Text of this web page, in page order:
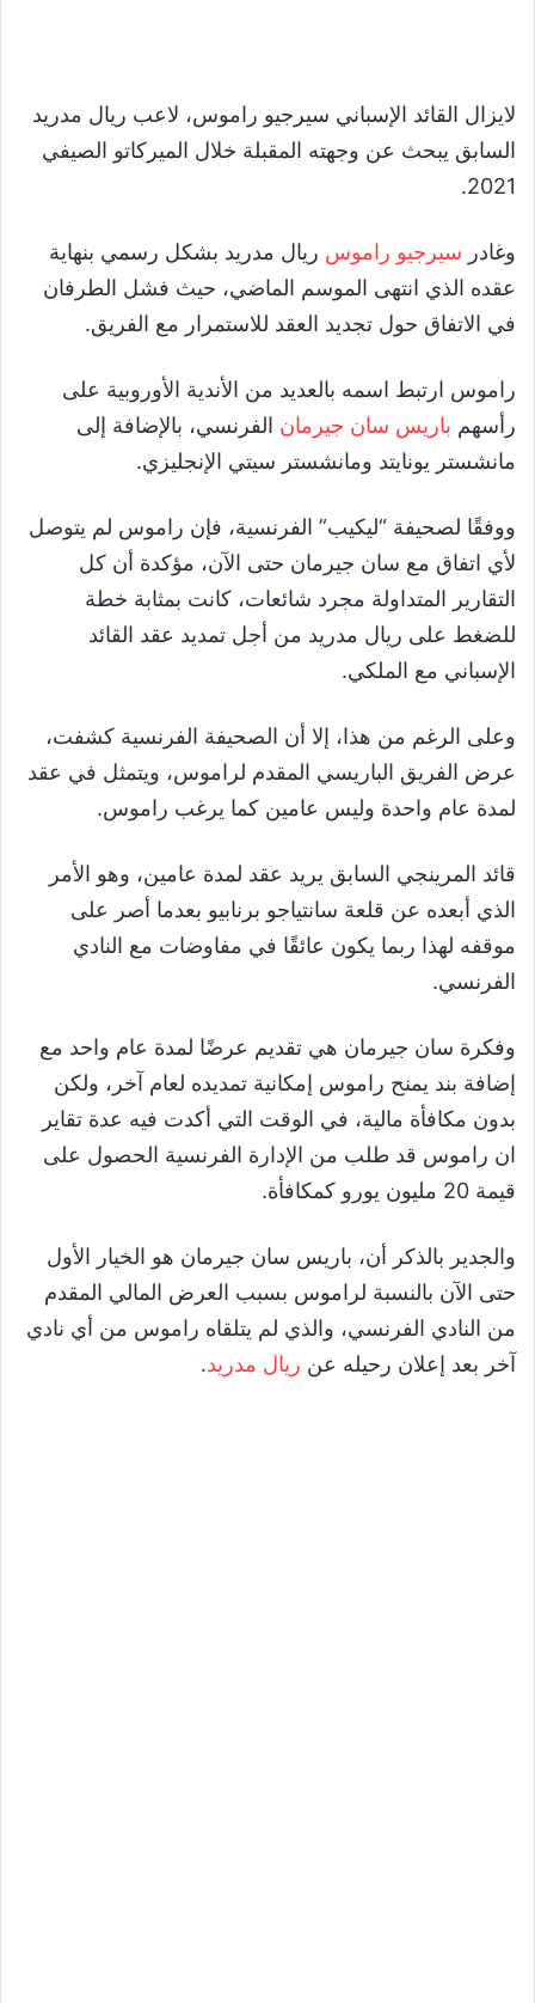
لايزال القائد الإسباني سيرجيو راموس، لاعب ريال مدريد
السابق يبحث عن وجهته المقبلة خلال الميركاتو الصيفي
2021.
وغادر سيرجيو راموس ريال مدريد بشكل رسمي بنهاية
عقده الذي انتهى الموسم الماضي، حيث فشل الطرفان
في الاتفاق حول تجديد العقد للاستمرار مع الفريق.
راموس ارتبط اسمه بالعديد من الأندية الأوروبية على
رأسهم باريس سان جيرمان الفرنسي، بالإضافة إلى
مانشستر يونايتد ومانشستر سيتي الإنجليزي.
ووفقًا لصحيفة “ليكيب” الفرنسية، فإن راموس لم يتوصل
لأي اتفاق مع سان جيرمان حتى الآن، مؤكدة أن كل
التقارير المتداولة مجرد شائعات، كانت بمثابة خطة
للضغط على ريال مدريد من أجل تمديد عقد القائد
الإسباني مع الملكي.
وعلى الرغم من هذا، إلا أن الصحيفة الفرنسية كشفت،
عرض الفريق الباريسي المقدم لراموس، ويتمثل في عقد
لمدة عام واحدة وليس عامين كما يرغب راموس.
قائد المرينجي السابق يريد عقد لمدة عامين، وهو الأمر
الذي أبعده عن قلعة سانتياجو برنابيو بعدما أصر على
موقفه لهذا ربما يكون عائقًا في مفاوضات مع النادي
الفرنسي.
وفكرة سان جيرمان هي تقديم عرضًا لمدة عام واحد مع
إضافة بند يمنح راموس إمكانية تمديده لعام آخر، ولكن
بدون مكافأة مالية، في الوقت التي أكدت فيه عدة تقاير
ان راموس قد طلب من الإدارة الفرنسية الحصول على
قيمة 20 مليون يورو كمكافأة.
والجدير بالذكر أن، باريس سان جيرمان هو الخيار الأول
حتى الآن بالنسبة لراموس بسبب العرض المالي المقدم
من النادي الفرنسي، والذي لم يتلقاه راموس من أي نادي
آخر بعد إعلان رحيله عن ريال مدريد.